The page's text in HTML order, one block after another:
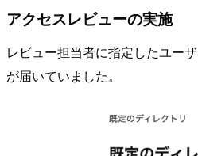
アクセスレビューの実施
レビュー担当者に指定したユー
が届いていました。